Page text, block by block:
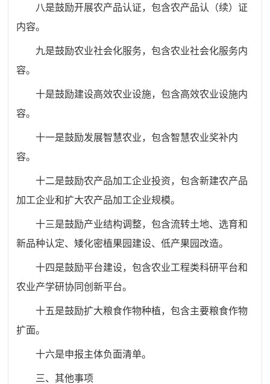
八是鼓励开展农产品认证，包含农产品认（续）证
内容。
九是鼓励农业社会化服务，包含农业社会化服务内
容。
十是鼓励建设高效农业设施，包含高效农业设施内
容。
十一是鼓励发展智慧农业，包含智慧农业奖补内
容。
十二是鼓励农产品加工企业投资，包含新建农产品
加工企业和扩大农产品加工企业规模。
十三是鼓励产业结构调整，包含流转土地、选育和
新品种认定、矮化密植果园建设、低产果园改造。
十四是鼓励平台建设，包含农业工程类科研平台和
农业产学研协同创新平台。
十五是鼓励扩大粮食作物种植，包含主要粮食作物
扩面。
十六是申报主体负面清单。
三、其他事项